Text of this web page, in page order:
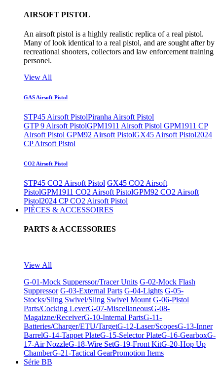
AIRSOFT PISTOL
An airsoft pistol is a highly realistic replica of a real pistol.
Many of look identical to a real pistol, and are sought after by
recreational shooters, collectors and law enforcement training
personel.
View All
GAS Airsoft Pistol
STP45 Airsoft PistolPiranha Airsoft Pistol
GTP 9 Airsoft PistolGPM1911 Airsoft Pistol GPM1911 CP
Airsoft Pistol GPM92 Airsoft PistolGX45 Airsoft Pistol2024
CP Airsoft Pistol
CO2 Airsoft Pistol
STP45 CO2 Airsoft Pistol GX45 CO2 Airsoft
PistolGPM1911 CO2 Airsoft PistolGPM92 CO2 Airsoft
Pistol2024 CP CO2 Airsoft Pistol
PIÈCES & ACCESSOIRES
PARTS & ACCESSORIES
View All
G-01-Mock Supperssor/Tracer Units G-02-Mock Flash
Suppressor G-03-External Parts G-04-Lights G-05-
Stocks/Sling Swivel/Sling Swivel Mount G-06-Pistol
Parts/Cocking LeverG-07-MiscellaneousG-08-
Magaizne/ReceiverG-10-Internal PartsG-11-
Batteries/Charger/ETU/TargetG-12-Laser/ScopesG-13-Inner
BarrelG-14-Tappet PlateG-15-Selector PlateG-16-GearboxG-
17-Air NozzleG-18-Wire SetG-19-Front KitG-20-Hop Up
ChamberG-21-Tactical GearPromotion Items
Série BB